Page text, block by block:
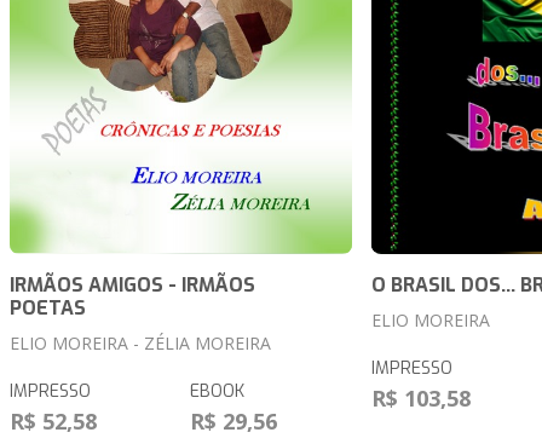
IRMÃOS AMIGOS - IRMÃOS
POETAS
ELIO MOREIRA - ZÉLIA MOREIRA
IMPRESSO
R$ 52,58
EBOOK
R$ 29,56
O BRASIL DOS...
ELIO MOREIRA
IMPRESSO
R$ 103,58